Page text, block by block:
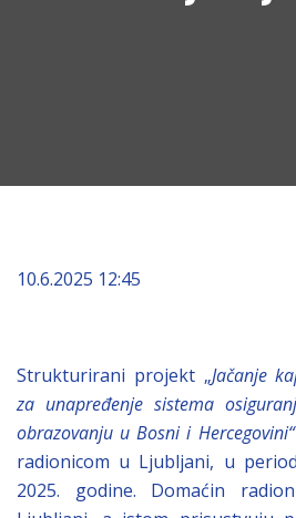
10.6.2025 12:45
Strukturirani projekt „Jačanje
za unapređenje sistema
obrazovanju u Bosni i Hercegovini“
radionicom u Ljubljani, u
2025. godine. Domaćin